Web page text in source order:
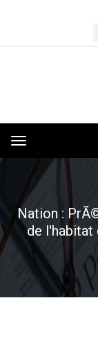
Toggle
navigation
Nation :
de l'habitat